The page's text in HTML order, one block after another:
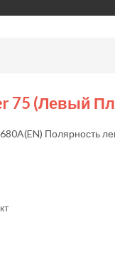
75 (левый
680A(EN)